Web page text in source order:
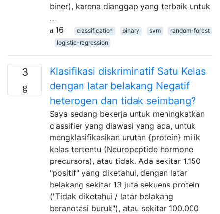
biner), karena dianggap yang terbaik untuk
…
16
classification binary svm
random-forest
logistic-regression
3
Klasifikasi diskriminatif Satu Kelas
dengan latar belakang Negatif
heterogen dan tidak seimbang?
Saya sedang bekerja untuk meningkatkan
classifier yang diawasi yang ada, untuk
mengklasifikasikan urutan {protein} milik
kelas tertentu (Neuropeptide hormone
precursors), atau tidak. Ada sekitar 1.150
"positif" yang diketahui, dengan latar
belakang sekitar 13 juta sekuens protein
("Tidak diketahui / latar belakang
beranotasi buruk"), atau sekitar 100.000